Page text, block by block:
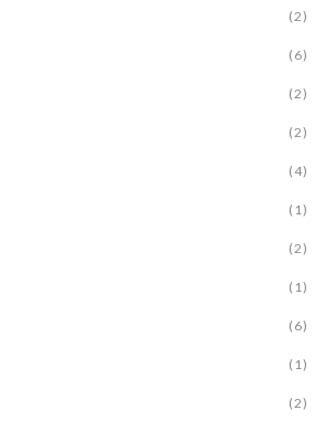
(2)
(6)
(2)
(2)
(4)
(1)
(2)
(1)
(6)
(1)
(2)